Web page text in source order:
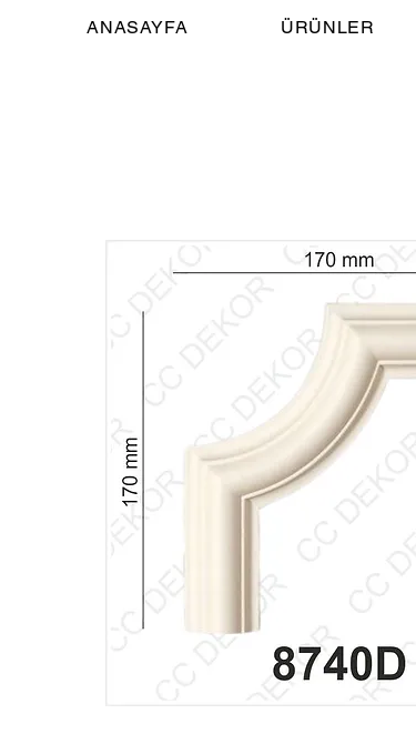
ANASAYFA ÜRÜNLER